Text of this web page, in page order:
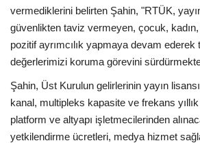
vermediklerini belirten Şahin, "RTÜK,
güvenlikten taviz vermeyen, çocuk,
pozitif ayrımcılık yapmaya devam
değerlerimizi koruma görevini
Şahin, Üst Kurulun gelirlerinin yayın
kanal, multipleks kapasite ve frekans
platform ve altyapı işletmecilerinden
yetkilendirme ücretleri, medya hizmet